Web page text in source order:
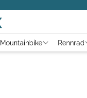
Mountainbike Rennrad